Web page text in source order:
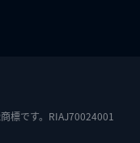
標です。RIAJ70024001